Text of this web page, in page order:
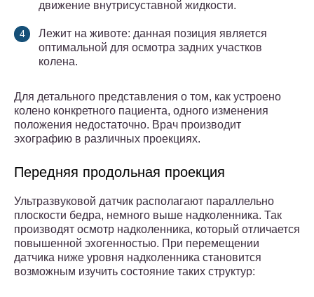
движение внутрисуставной жидкости.
Лежит на животе: данная позиция является
оптимальной для осмотра задних участков
колена.
Для детального представления о том, как устроено
колено конкретного пациента, одного изменения
положения недостаточно. Врач производит
эхографию в различных проекциях.
Передняя продольная проекция
Ультразвуковой датчик располагают параллельно
плоскости бедра, немного выше надколенника. Так
производят осмотр надколенника, который отличается
повышенной эхогенностью. При перемещении
датчика ниже уровня надколенника становится
возможным изучить состояние таких структур: